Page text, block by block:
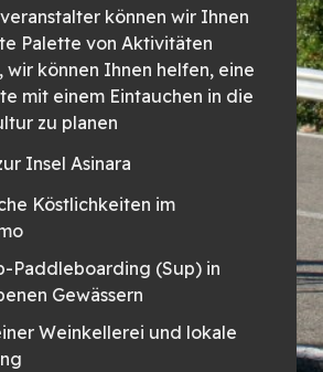
können wir Ihnen
Palette von Aktivitäten
wir können Ihnen helfen, eine
mit einem Eintauchen in die
zu planen
Insel Asinara
Köstlichkeiten im
Paddleboarding (Sup) in
Gewässern
Weinkellerei und lokale